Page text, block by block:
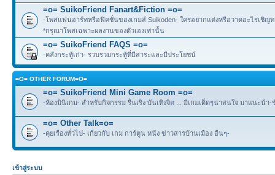
=o= SuikoFriend Fanart&Fiction =o=
-โพสแฟนอาร์ทหรือฟิคชั่นของเกมส์ Suikoden- ใครอยากแต่งหรือวาดอะไรเชิญท
*กรุณาโพสเฉพาะผลงานของตัวเองเท่านั้น
=o= SuikoFriend FAQS =o=
-คลังกระทู้เก่า- รวบรวมกระทู้ที่มีสาระและมีประโยชน์
=O= OTHER FORUM=O=
=o= SuikoFriend Mini Game Room =o=
-ห้องมินิเกม- สำหรับกิจกรรม รื่นเริง บันเทิงจิต ... มีเกมเด็ดๆน่าสนใจ มาแนะนำ
=o= Other Talk=o=
-คุยเรื่องทั่วไป- เกี่ยวกับ เกม การ์ตูน หนัง ข่าวสารบ้านเมือง อื่นๆ-
เข้าสู่ระบบ